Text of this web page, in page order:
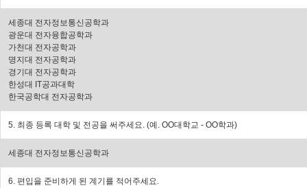
세종대 전자정보통신공학과
광운대 전자융합공학과
가천대 전자공학과
명지대 전자공학과
경기대 전자공학과
한성대 IT공과대학
한국공학대 전자공학과
5. 최종 등록 대학 및 전공을 써주세요. (예. OO대학교 - OO학과)
세종대 전자정보통신공학과
6. 편입을 준비하게 된 계기를 적어주세요.